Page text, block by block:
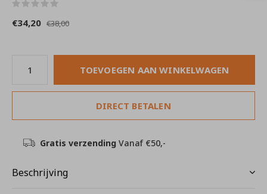
€34,20 €38,00
TOEVOEGEN AAN WINKELWAGEN
DIRECT BETALEN
Gratis verzending Vanaf €50,-
Beschrijving